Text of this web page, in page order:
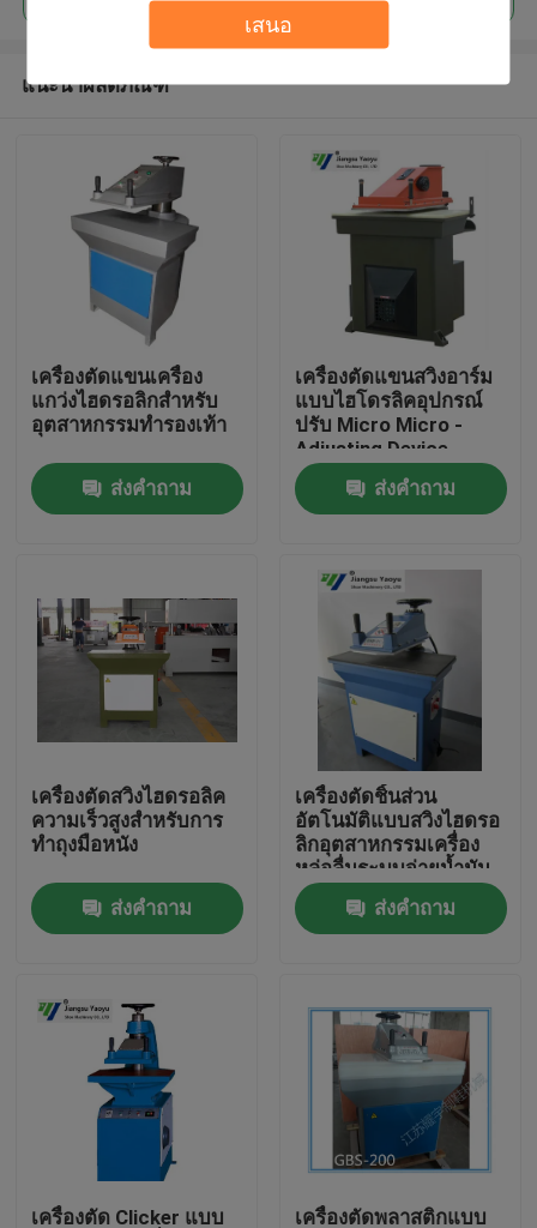
เสนอ
สินค้า
เกี่ยวกับเรา
ควบคุมคุณภาพ
ติดต่อเรา
เครื่องตัดไฮดรอลิก
กดเครื่องตัดไฮดรอลิก
เครื่องตัดแขนสว่านแบบไฮดรอลิค
แนะนำผลิตภัณฑ์
เครื่องตัดแขนเครื่อง
แกว่งไฮดรอลิกสำหรับ
อุตสาหกรรมทำรองเท้า
ส่งคำถาม
เครื่องตัดแขนสวิงอาร์ม
แบบไฮโดรลิคอุปกรณ์
ปรับ Micro Micro -
Adjusting Device
ส่งคำถาม
เครื่องตัดสวิงไฮดรอลิค
ความเร็วสูงสำหรับการ
ทำถุงมือหนัง
ส่งคำถาม
เครื่องตัดชิ้นส่วน
อัตโนมัติแบบสวิงไฮดรอ
ลิกอุตสาหกรรมเครื่อง
หล่อลื่นระบบจ่ายน้ำมัน
อัตโนมัติ
ส่งคำถาม
เครื่องตัด Clicker แบบ เครื่องตัดพลาสติกแบบ